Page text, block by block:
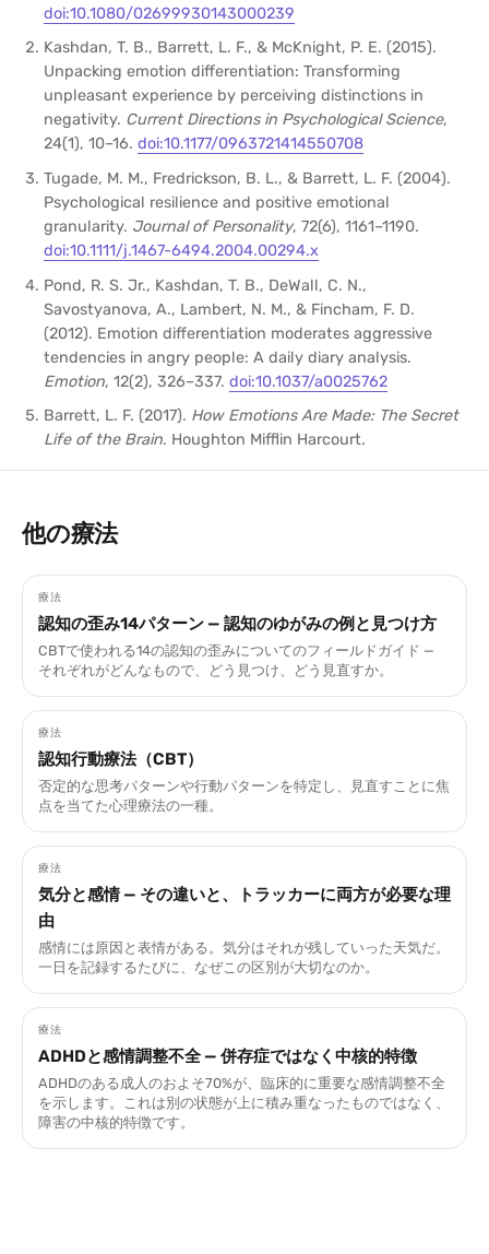
doi:10.1080/02699930143000239
Kashdan, T. B., Barrett, L. F., & McKnight, P. E. (2015).
Unpacking emotion differentiation: Transforming
unpleasant experience by perceiving distinctions in
negativity. Current Directions in Psychological Science,
24(1), 10–16. doi:10.1177/0963721414550708
Tugade, M. M., Fredrickson, B. L., & Barrett, L. F. (2004).
Psychological resilience and positive emotional
granularity. Journal of Personality, 72(6), 1161–1190.
doi:10.1111/j.1467-6494.2004.00294.x
Pond, R. S. Jr., Kashdan, T. B., DeWall, C. N.,
Savostyanova, A., Lambert, N. M., & Fincham, F. D.
(2012). Emotion differentiation moderates aggressive
tendencies in angry people: A daily diary analysis.
Emotion, 12(2), 326–337. doi:10.1037/a0025762
Barrett, L. F. (2017). How Emotions Are Made: The Secret
Life of the Brain. Houghton Mifflin Harcourt.
他の療法
療法
認知の歪み14パターン — 認知のゆがみの例と見つけ方
CBTで使われる14の認知の歪みについてのフィールドガイド —
それぞれがどんなもので、どう見つけ、どう見直すか。
療法
認知行動療法（CBT）
否定的な思考パターンや行動パターンを特定し、見直すことに焦
点を当てた心理療法の一種。
療法
気分と感情 — その違いと、トラッカーに両方が必要な理
由
感情には原因と表情がある。気分はそれが残していった天気だ。
一日を記録するたびに、なぜこの区別が大切なのか。
療法
ADHDと感情調整不全 — 併存症ではなく中核的特徴
ADHDのある成人のおよそ70%が、臨床的に重要な感情調整不全
を示します。これは別の状態が上に積み重なったものではなく、
障害の中核的特徴です。